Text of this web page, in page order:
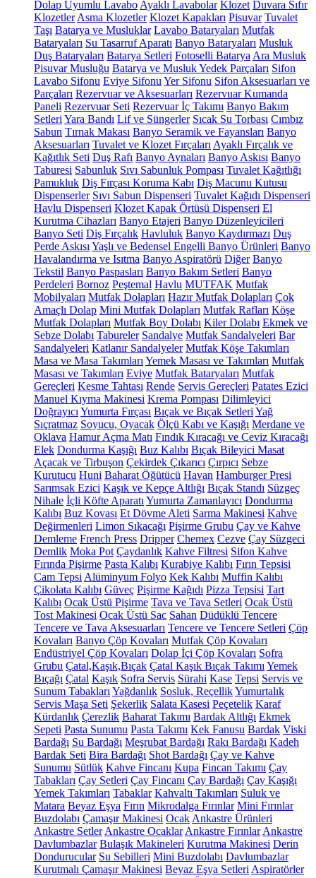
Dolap Uyumlu Lavabo Ayaklı Lavabolar Klozet Duvara Sıfır
Klozetler Asma Klozetler Klozet Kapakları Pisuvar Tuvalet
Taşı Batarya ve Musluklar Lavabo Bataryaları Mutfak
Bataryaları Su Tasarruf Aparatı Banyo Bataryaları Musluk
Duş Bataryaları Batarya Setleri Fotoselli Batarya Ara Musluk
Pisuvar Musluğu Batarya ve Musluk Yedek Parçaları Sifon
Lavabo Sifonu Eviye Sifonu Yer Sifonu Sifon Aksesuarları ve
Parçaları Rezervuar ve Aksesuarları Rezervuar Kumanda
Paneli Rezervuar Seti Rezervuar İç Takımı Banyo Bakım
Setleri Yara Bandı Lif ve Süngerler Sıcak Su Torbası Cımbız
Sabun Tırnak Makası Banyo Seramik ve Fayansları Banyo
Aksesuarları Tuvalet ve Klozet Fırçaları Ayaklı Fırçalık ve
Kağıtlık Seti Duş Rafı Banyo Aynaları Banyo Askısı Banyo
Taburesi Sabunluk Sıvı Sabunluk Pompası Tuvalet Kağıtlığı
Pamukluk Diş Fırçası Koruma Kabı Diş Macunu Kutusu
Dispenserler Sıvı Sabun Dispenseri Tuvalet Kağıdı Dispenseri
Havlu Dispenseri Klozet Kapak Örtüsü Dispenseri El
Kurutma Cihazları Banyo Etajeri Banyo Düzenleyicileri
Banyo Seti Diş Fırçalık Havluluk Banyo Kaydırmazı Duş
Perde Askısı Yaşlı ve Bedensel Engelli Banyo Ürünleri Banyo
Havalandırma ve Isıtma Banyo Aspiratörü Diğer Banyo
Tekstil Banyo Paspasları Banyo Bakım Setleri Banyo
Perdeleri Bornoz Peştemal Havlu MUTFAK Mutfak
Mobilyaları Mutfak Dolapları Hazır Mutfak Dolapları Çok
Amaçlı Dolap Mini Mutfak Dolapları Mutfak Rafları Köşe
Mutfak Dolapları Mutfak Boy Dolabı Kiler Dolabı Ekmek ve
Sebze Dolabı Tabureler Sandalye Mutfak Sandalyeleri Bar
Sandalyeleri Katlanır Sandalyeler Mutfak Köşe Takımları
Masa ve Masa Takımları Yemek Masası ve Takımları Mutfak
Masası ve Takımları Eviye Mutfak Bataryaları Mutfak
Gereçleri Kesme Tahtası Rende Servis Gereçleri Patates Ezici
Manuel Kıyma Makinesi Krema Pompası Dilimleyici
Doğrayıcı Yumurta Fırçası Bıçak ve Bıçak Setleri Yağ
Sıçratmaz Soyucu, Oyacak Ölçü Kabı ve Kaşığı Merdane ve
Oklava Hamur Açma Matı Fındık Kıracağı ve Ceviz Kıracağı
Elek Dondurma Kaşığı Buz Kalıbı Bıçak Bileyici Masat
Açacak ve Tirbuşon Çekirdek Çıkarıcı Çırpıcı Sebze
Kurutucu Huni Baharat Öğütücü Havan Hamburger Presi
Sarımsak Ezici Kaşık ve Kepçe Altlığı Bıçak Standı Süzgeç
Nihale İçli Köfte Aparatı Yumurta Zamanlayıcı Dondurma
Kalıbı Buz Kovası Et Dövme Aleti Sarma Makinesi Kahve
Değirmenleri Limon Sıkacağı Pişirme Grubu Çay ve Kahve
Demleme French Press Dripper Chemex Cezve Çay Süzgeci
Demlik Moka Pot Çaydanlık Kahve Filtresi Sifon Kahve
Fırında Pişirme Pasta Kalıbı Kurabiye Kalıbı Fırın Tepsisi
Cam Tepsi Alüminyum Folyo Kek Kalıbı Muffin Kalıbı
Çikolata Kalıbı Güveç Pişirme Kağıdı Pizza Tepsisi Tart
Kalıbı Ocak Üstü Pişirme Tava ve Tava Setleri Ocak Üstü
Tost Makinesi Ocak Üstü Sac Sahan Düdüklü Tencere
Tencere ve Tava Aksesuarları Tencere ve Tencere Setleri Çöp
Kovaları Banyo Çöp Kovaları Mutfak Çöp Kovaları
Endüstriyel Çöp Kovaları Dolap İçi Çöp Kovaları Sofra
Grubu Çatal,Kaşık,Bıçak Çatal Kaşık Bıçak Takımı Yemek
Bıçağı Çatal Kaşık Sofra Servis Sürahi Kase Tepsi Servis ve
Sunum Tabakları Yağdanlık Sosluk, ReçellikYumurtalık
Servis Maşa Seti Şekerlik Salata Kasesi Peçetelik Karaf
Kürdanlık Çerezlik Baharat Takımı Bardak Altlığı Ekmek
Sepeti Pasta Sunumu Pasta Takımı Kek Fanusu Bardak Viski
Bardağı Su Bardağı Meşrubat Bardağı Rakı Bardağı Kadeh
Bardak Seti Bira Bardağı Shot Bardağı Çay ve Kahve
Sunumu Sütlük Kahve Fincanı Kupa Fincan Takımı Çay
Tabakları Çay Setleri Çay Fincanı Çay Bardağı Çay Kaşığı
Yemek Takımları Tabaklar Kahvaltı Takımları Suluk ve
Matara Beyaz Eşya Fırın Mikrodalga Fırınlar Mini Fırınlar
Buzdolabı Çamaşır Makinesi Ocak Ankastre Ürünleri
Ankastre Setler Ankastre Ocaklar Ankastre Fırınlar Ankastre
Davlumbazlar Bulaşık Makineleri Kurutma Makinesi Derin
Dondurucular Su Sebilleri Mini Buzdolabı Davlumbazlar
Kurutmalı Çamaşır Makinesi Beyaz Eşya Setleri Aspiratörler